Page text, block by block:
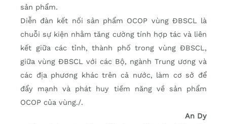
sản phẩm.
Diễn đàn kết nối sản phẩm OCOP vùng ĐBSCL là
chuỗi sự kiện nhằm tăng cường tính hợp tác và liên
kết giữa các tỉnh, thành phố trong vùng ĐBSCL,
giữa vùng ĐBSCL với các Bộ, ngành Trung ương và
các địa phương khác trên cả nước, làm cơ sở để
đẩy mạnh và phát huy tiềm năng về sản phẩm
OCOP của vùng./.
An Dy